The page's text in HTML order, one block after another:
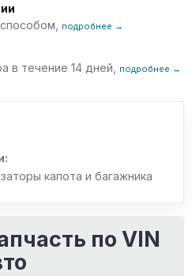
подробнее →
в течение 14 дней,
подробнее →
капота и багажника
по VIN